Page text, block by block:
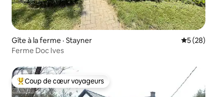
Gîte à la ferme · Stayner Note
5 (28)
Ferme Doc Ives
Coup de cœur voyageurs parmi les plus aimés
Coup de cœur voyageurs